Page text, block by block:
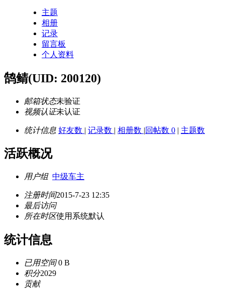
主题
相册
记录
留言板
个人资料
鹄鲭(UID: 200120)
邮箱状态未验证
视频认证未认证
统计信息 好友数 | 记录数 | 相册数 |回帖数 0 | 主题数
活跃概况
用户组 中级车主
注册时间2015-7-23 12:35
最后访问
所在时区使用系统默认
统计信息
已用空间0 B
积分2029
贡献